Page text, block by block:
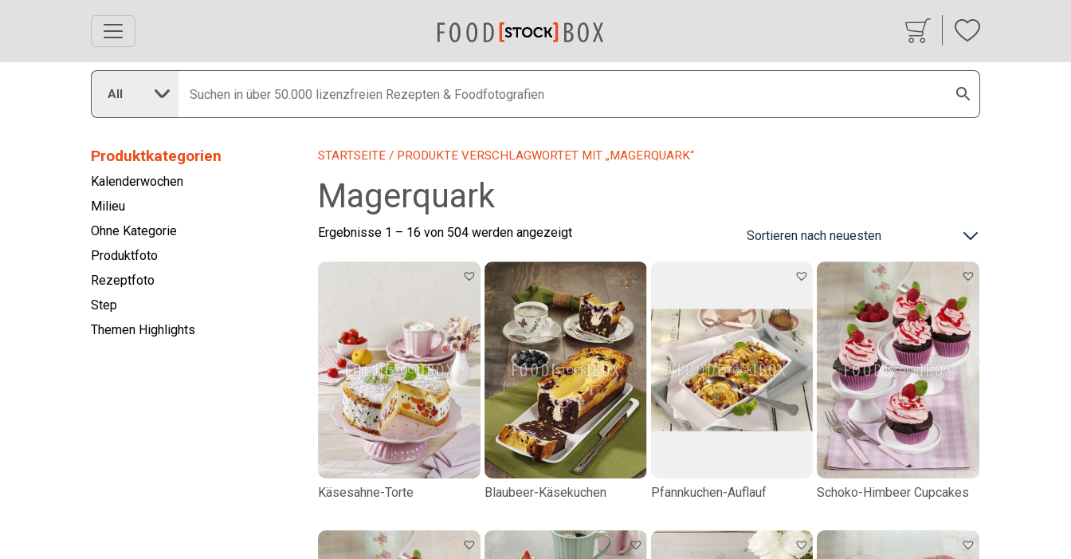
All
Produktkategorien
Kalenderwochen
Milieu
Ohne Kategorie
Produktfoto
Rezeptfoto
Step
Themen Highlights
STARTSEITE / PRODUKTE VERSCHLAGWORTET MIT „MAGERQUARK“
Magerquark
Ergebnisse 1 – 16 von 504 werden angezeigtNach
sortiert
Käsesahne-Torte Blaubeer-Käsekuchen Pfannkuchen-Auflauf Schoko-Himbeer Cupcakes